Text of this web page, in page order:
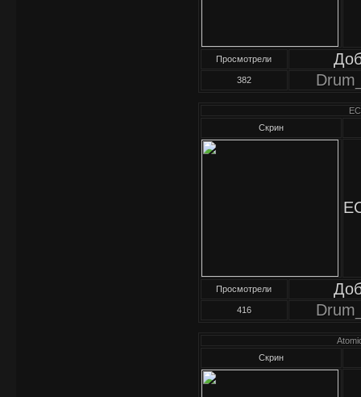
Просмотрели
382
Скрин
Просмотрели
416
Скрин